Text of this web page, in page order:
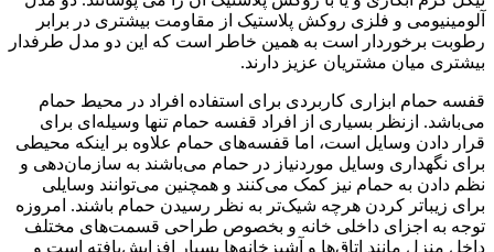
آلومینیومی و فلزی روکش پلاستیک از مقاومت بیشتری در برابر
رطوبت برخوردار است به همین خاطر است که این دو مدل طرفدار
بیشتری میان مشتریان عزیز دارند.
قفسه حمام ابزاری کاربردی برای استفاده افراد در محیط حمام
می‌باشد. ازنظر بسیاری از افراد قفسه حمام تنها وسیله‌ای برای
قرار دادن وسایل است، اما قفسه‌های حمام علاوه بر اینکه محیطی
برای نگهداری وسایل موردنیاز در حمام می‌باشند به سازمان‌دهی و
نظم دادن به حمام نیز کمک می‌کنند و همچنین می‌توانند وسایلی
برای زیباتر کردن هرچه شیک‌تر به نظر رسیدن حمام باشند. امروزه
توجه به اجزای داخلی خانه و بخصوص طراحی قسمت‌های مختلف
داخل منزل مانند اتاق‌ها و آشپزخانه‌ها بسیار افزایش‌یافته است و